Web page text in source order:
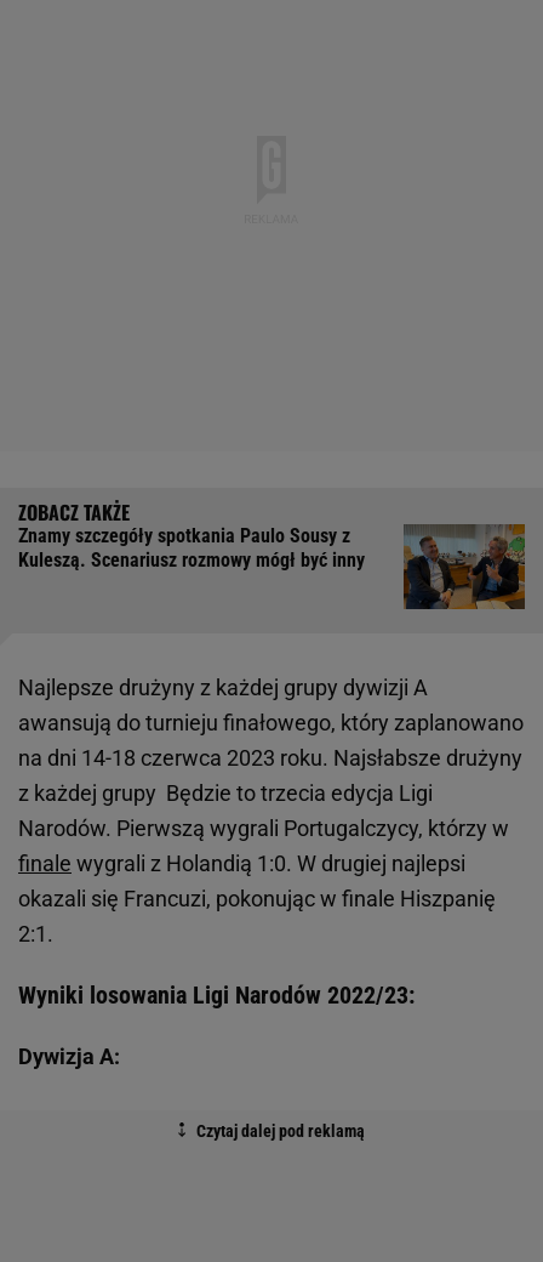
Znamy szczegóły spotkania Paulo Sousy z
Kuleszą. Scenariusz rozmowy mógł być inny
Najlepsze drużyny z każdej grupy dywizji A
awansują do turnieju finałowego, który zaplanowano
na dni 14-18 czerwca 2023 roku. Najsłabsze drużyny
z każdej grupy Będzie to trzecia edycja Ligi
Narodów. Pierwszą wygrali Portugalczycy, którzy w
finale wygrali z Holandią 1:0. W drugiej najlepsi
okazali się Francuzi, pokonując w finale Hiszpanię
2:1.
Wyniki losowania Ligi Narodów 2022/23:
Dywizja A: